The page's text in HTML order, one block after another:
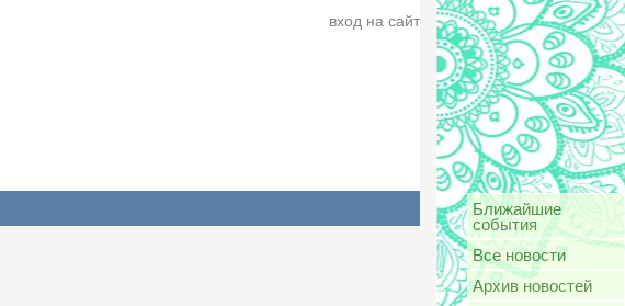
вход на сайт
Ближайшие
события
Все новости
Архив новостей